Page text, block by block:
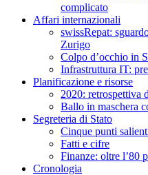
complicato
Affari internazionali
swissRepat:
Zurigo
Colpo d’occhio in
Infrastruttura IT:
Planificazione e risorse
2020: retrospettiva
Ballo in maschera
Segreteria di Stato
Cinque punti
Fatti e cifre
Finanze: oltre l’80
Cronologia